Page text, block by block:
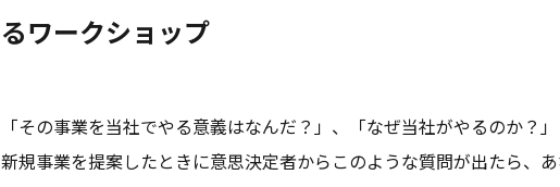
るワークショップ
「その事業を当社でやる意義はなんだ？」、「なぜ当社がやるのか？」
新規事業を提案したときに意思決定者からこのような質問が出たら、